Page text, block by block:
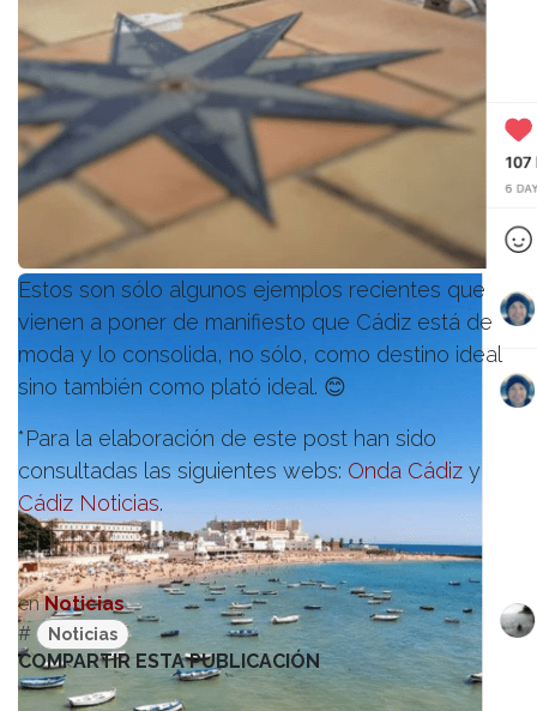
Estos son sólo algunos ejemplos recientes que
vienen a poner de manifiesto que Cádiz está de
moda y lo consolida, no sólo, como destino ideal
sino también como plató ideal. 😊
*Para la elaboración de este post han sido
consultadas las siguientes webs:Onda Cádiz y
Cádiz Noticias.
enNoticias
#
Noticias
COMPARTIR ESTA PUBLICACIÓN